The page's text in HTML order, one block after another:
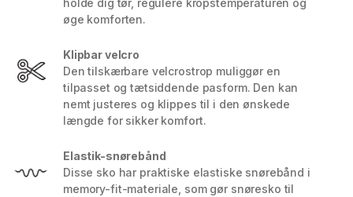
holde dig tør, regulere kropstemperaturen og
øge komforten.
Klipbar velcro
Den tilskærbare velcrostrop muliggør en
tilpasset og tætsiddende pasform. Den kan
nemt justeres og klippes til i den ønskede
længde for sikker komfort.
Elastik-snørebånd
Disse sko har praktiske elastiske snørebånd i
memory-fit-materiale, som gør snøresko til